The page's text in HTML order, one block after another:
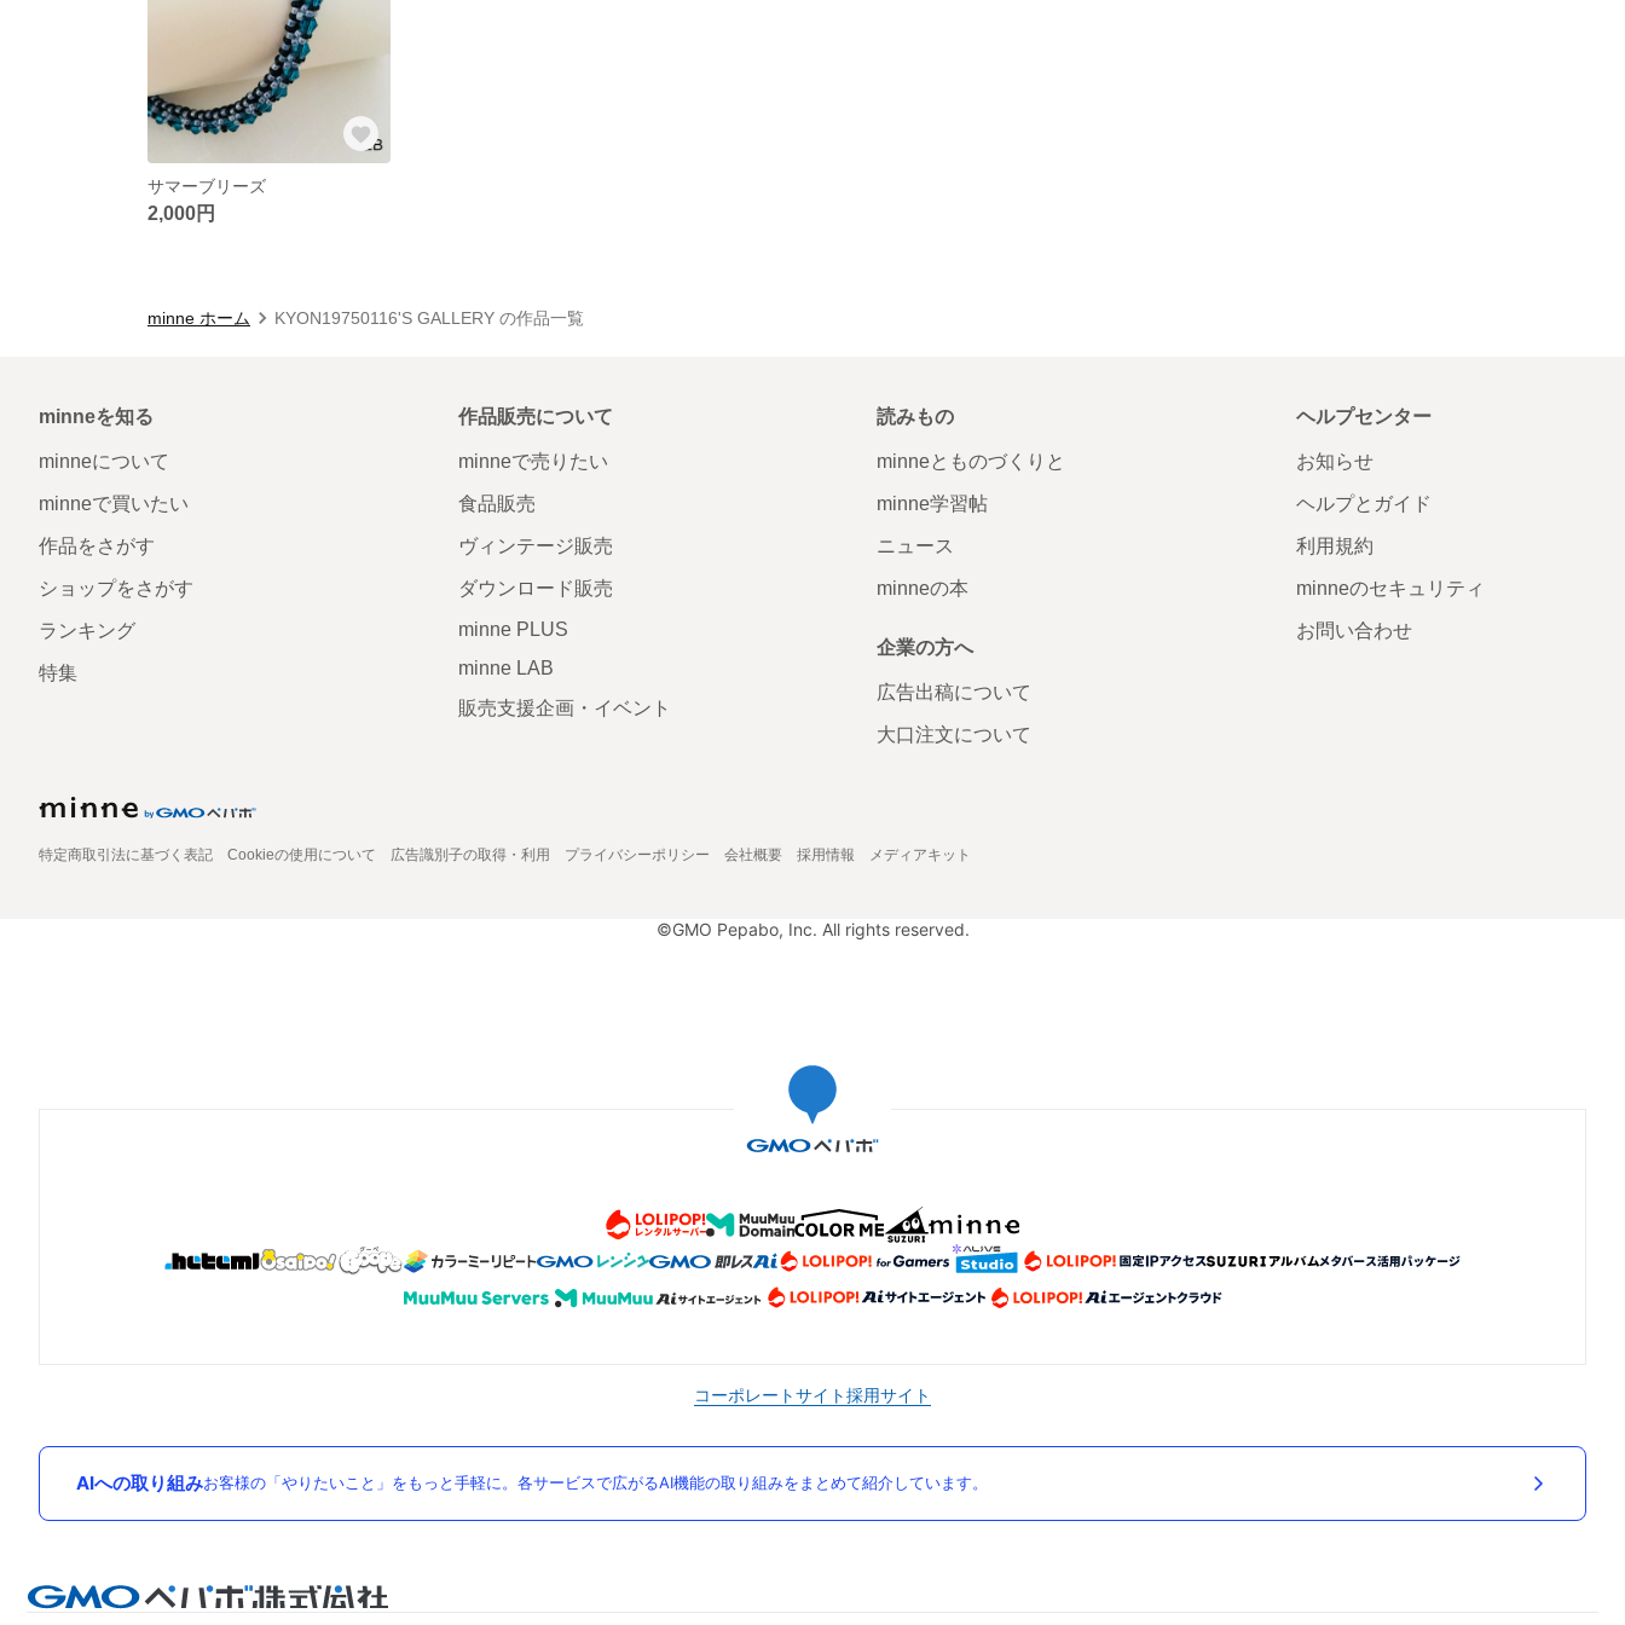
サマーブリーズ
2,000円
minne ホーム KYON19750116'S GALLERY の作品一覧
minneを知る
minneについて
minneで買いたい
作品をさがす
ショップをさがす
ランキング
特集
作品販売について
minneで売りたい
食品販売
ヴィンテージ販売
ダウンロード販売
minne PLUS
minne LAB
販売支援企画・イベント
読みもの
minneとものづくりと
minne学習帖
ニュース
minneの本
企業の方へ
広告出稿について
大口注文について
ヘルプセンター
お知らせ
ヘルプとガイド
利用規約
minneのセキュリティ
お問い合わせ
特定商取引法に基づく表記 Cookieの使用について 広告識別子の取得・利用 プライバシーポリシー 会社概要 採用情報 メディアキット
©GMO Pepabo, Inc. All rights reserved.
コーポレートサイト採用サイト
AIへの取り組みお客様の「やりたいこと」をもっと手軽に。各サービスで広がるAI機能の取り組みをまとめて紹介しています。